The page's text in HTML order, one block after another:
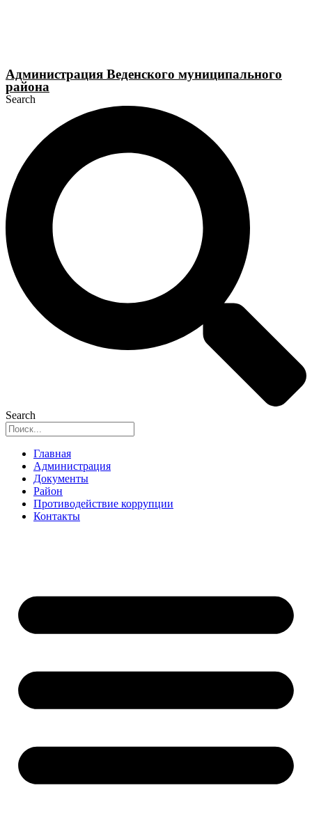
Администрация Веденского муниципального
района
Search
Search
Главная
Администрация
Документы
Район
Противодействие коррупции
Контакты